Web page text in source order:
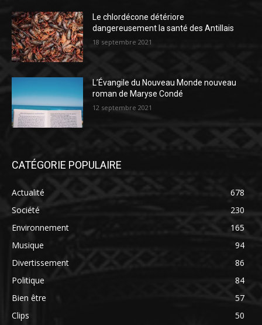
Le chlordécone détériore
dangereusement la santé des Antillais
18 septembre 2021
L’Évangile du Nouveau Monde nouveau
roman de Maryse Condé
12 septembre 2021
CATÉGORIE POPULAIRE
Actualité
678
Société
230
Environnement
165
Musique
94
Divertissement
86
Politique
84
Bien être
57
Clips
50